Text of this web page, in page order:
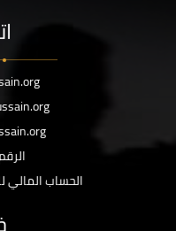
الحساب المالي